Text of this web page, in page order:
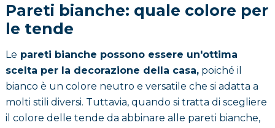
Pareti bianche: quale colore per
le tende
Le pareti bianche possono essere un'ottima
scelta per la decorazione della casa,poiché il
bianco è un colore neutro e versatile che si adatta a
molti stili diversi. Tuttavia, quando si tratta di scegliere
il colore delle tende da abbinare alle pareti bianche,